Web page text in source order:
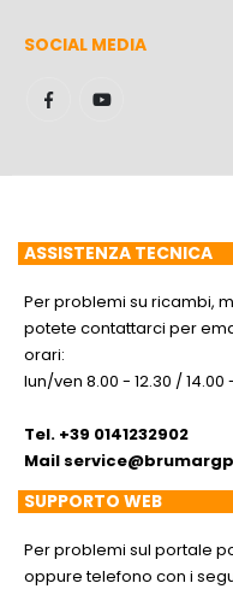
SOCIAL MEDIA
ASSISTENZA TECNICA
Per problemi su ricambi,
potete contattarci per
orari:
lun/ven 8.00 - 12.30 / 14.00
Tel. +39 0141232902
Mail
SUPPORTO WEB
Per problemi sul portale
oppure telefono con i